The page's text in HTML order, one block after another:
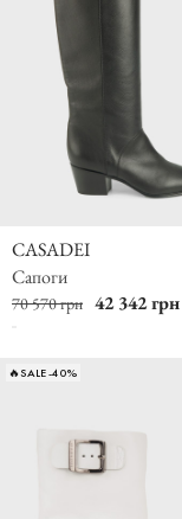
CASADEI
Сапоги
70 570 грн 42 342 грн
🔥SALE -40%